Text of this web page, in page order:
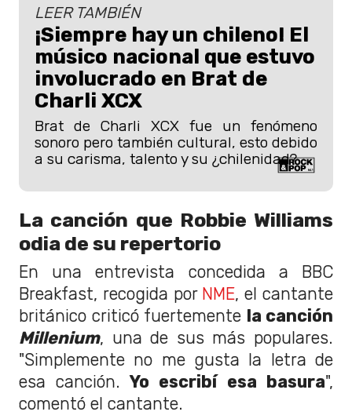
LEER TAMBIÉN
¡Siempre hay un chileno! El
músico nacional que estuvo
involucrado en Brat de
Charli XCX
Brat de Charli XCX fue un fenómeno
sonoro pero también cultural, esto debido
a su carisma, talento y su ¿chilenidad?
La canción que Robbie Williams
odia de su repertorio
En una entrevista concedida a BBC
Breakfast, recogida por NME, el cantante
británico criticó fuertemente la canción
Millenium, una de sus más populares.
"Simplemente no me gusta la letra de
esa canción. Yo escribí esa basura",
comentó el cantante.